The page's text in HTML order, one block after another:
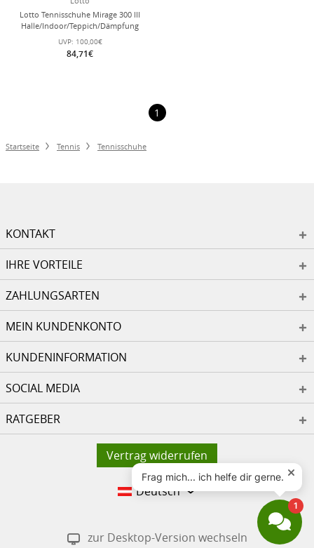
Lotto Tennisschuhe Mirage 300 III
Halle/Indoor/Teppich/Dämpfung
blau/weiss Herren
UVP: 100,00€
84,71€
1
Startseite Tennis Tennisschuhe
KONTAKT
IHRE VORTEILE
ZAHLUNGSARTEN
MEIN KUNDENKONTO
KUNDENINFORMATION
SOCIAL MEDIA
RATGEBER
Vertrag widerrufen
Deutsch
zur Desktop-Version wechseln